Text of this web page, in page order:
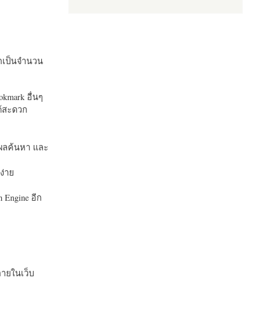
ป็นจำนวน
อื่นๆ
สะดวก
ลค้นหา และ
าย
อีก
ยในเว็บ